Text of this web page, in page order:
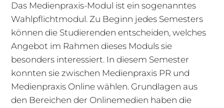
Das Medienpraxis-Modul ist ein sogenanntes
Wahlpflichtmodul. Zu Beginn jedes Semesters
können die Studierenden entscheiden, welches
Angebot im Rahmen dieses Moduls sie
besonders interessiert. In diesem Semester
konnten sie zwischen Medienpraxis PR und
Medienpraxis Online wählen. Grundlagen aus
den Bereichen der Onlinemedien haben die